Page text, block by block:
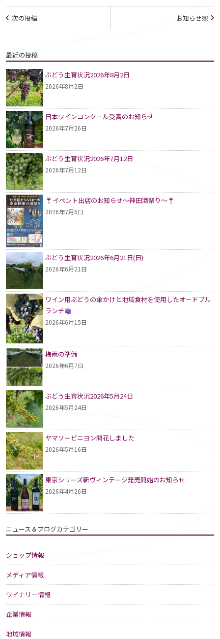
投
ビ
ゲ
ー
シ
ョ
ン
お知らせ￼
次の投稿
最近の投稿
ぶどう生育状況2026年8月2日
2026年8月2日
日本ワインコンクール受賞のお知らせ
2026年7月26日
ぶどう生育状況2026年7月12日
2026年7月12日
イベント出店のお知らせ～神田酒祭り～
2026年7月6日
ぶどう生育状況2026年6月21日(日)
2026年6月21日
ワイン用ぶどうの傘かけと地域食材を使用したオードブル
ランチ
2026年6月15日
梅雨の準備
2026年6月7日
ぶどう生育状況2026年5月24日
2026年5月24日
ヤマソービニヨン開花しました
2026年5月16日
東京シリーズ新ヴィンテージ発売開始のお知らせ
2026年4月26日
ニュース＆ブログカテゴリー
ショップ情報
メディア情報
ワイナリー情報
企業情報
地域情報